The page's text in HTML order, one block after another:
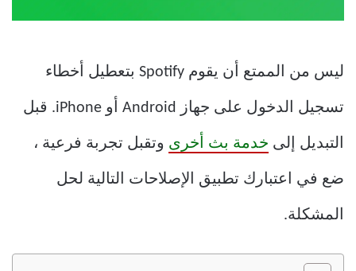
ليس من الممتع أن يقوم Spotify بتعطيل أخطاء
تسجيل الدخول على جهاز Android أو iPhone. قبل
التبديل إلى خدمة بث أخرى وتقبل تجربة فرعية ،
ضع في اعتبارك تطبيق الإصلاحات التالية لحل
المشكلة.